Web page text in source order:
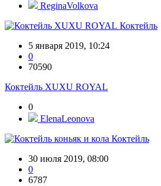
ReginaVolkova
Коктейль
5 января 2019, 10:24
0
70590
Коктейль XUXU ROYAL
0
ElenaLeonova
Коктейль
30 июля 2019, 08:00
0
6787